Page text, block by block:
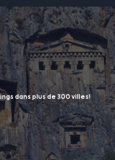
dans plus de 300 villes!